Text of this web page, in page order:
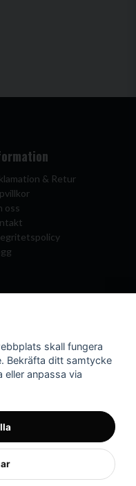
& Retur
oss
katagorier
skall fungera
Bekräfta ditt samtycke
anpassa via